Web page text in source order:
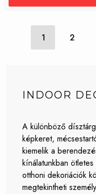
1 2
INDOOR
A különböző
képkeret,
kiemelik a
kínálatunkban
otthoni dekoriációk
megtekintheti